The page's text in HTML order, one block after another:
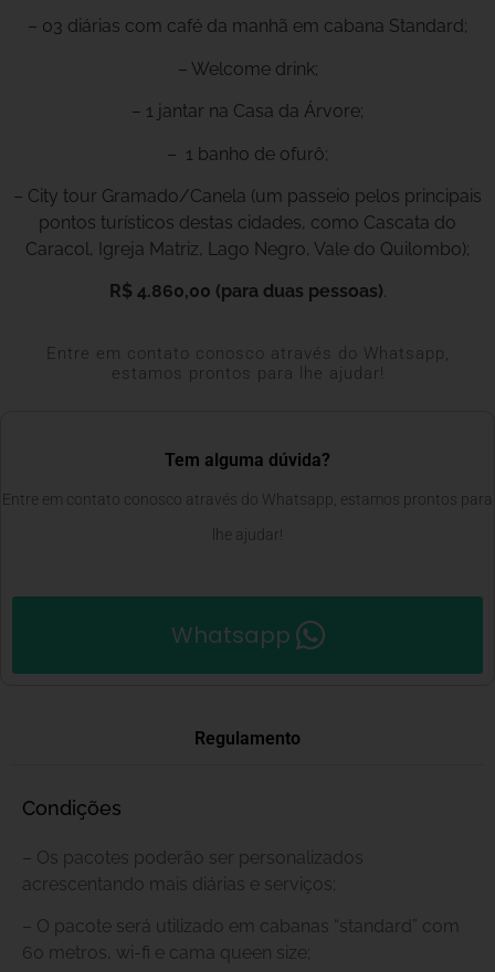
– 03 diárias com café da manhã em cabana Standard;
– Welcome drink;
– 1 jantar na Casa da Árvore;
– 1 banho de ofurô;
– City tour Gramado/Canela (um passeio pelos principais
pontos turísticos destas cidades, como Cascata do
Caracol, Igreja Matriz, Lago Negro, Vale do Quilombo);
R$ 4.860,00 (para duas pessoas).
Entre em contato conosco através do Whatsapp,
estamos prontos para lhe ajudar!
Tem alguma dúvida?
Entre em contato conosco através do Whatsapp, estamos prontos para
lhe ajudar!
Whatsapp
Regulamento
Condições
– Os pacotes poderão ser personalizados
acrescentando mais diárias e serviços;
– O pacote será utilizado em cabanas “standard” com
60 metros, wi-fi e cama queen size;